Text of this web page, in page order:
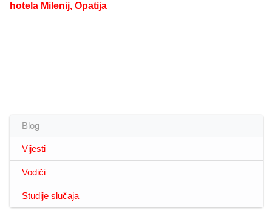
hotela Milenij, Opatija
Blog
Vijesti
Vodiči
Studije slučaja